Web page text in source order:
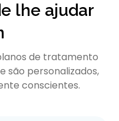
lhe ajudar
de tratamento
são personalizados,
conscientes.